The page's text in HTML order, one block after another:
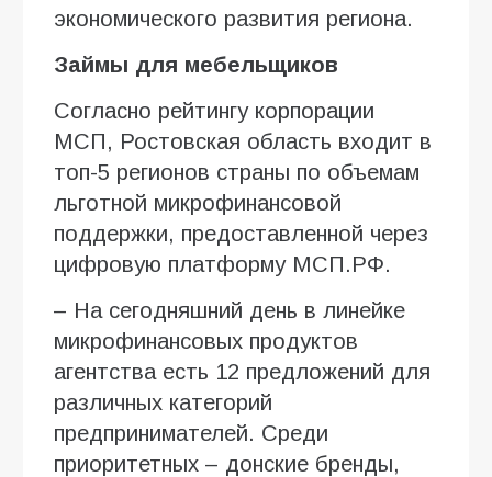
экономического развития региона.
Займы для мебельщиков
Согласно рейтингу корпорации
МСП, Ростовская область входит в
топ-5 регионов страны по объемам
льготной микрофинансовой
поддержки, предоставленной через
цифровую платформу МСП.РФ.
– На сегодняшний день в линейке
микрофинансовых продуктов
агентства есть 12 предложений для
различных категорий
предпринимателей. Среди
приоритетных – донские бренды,